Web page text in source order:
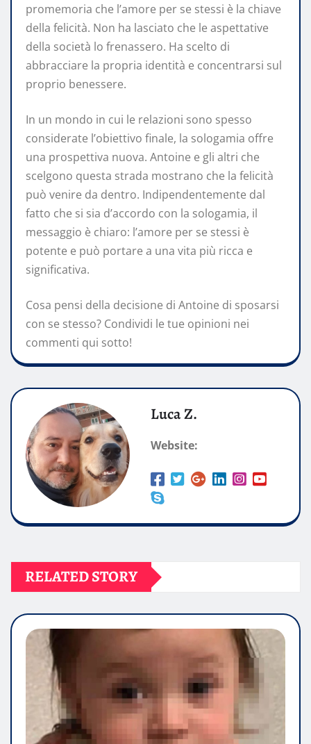
promemoria che l’amore per se stessi è la chiave
della felicità. Non ha lasciato che le aspettative
della società lo frenassero. Ha scelto di
abbracciare la propria identità e concentrarsi sul
proprio benessere.
In un mondo in cui le relazioni sono spesso
considerate l’obiettivo finale, la sologamia offre
una prospettiva nuova. Antoine e gli altri che
scelgono questa strada mostrano che la felicità
può venire da dentro. Indipendentemente dal
fatto che si sia d’accordo con la sologamia, il
messaggio è chiaro: l’amore per se stessi è
potente e può portare a una vita più ricca e
significativa.
Cosa pensi della decisione di Antoine di sposarsi
con se stesso? Condividi le tue opinioni nei
commenti qui sotto!
Luca Z.
Website:
RELATED STORY